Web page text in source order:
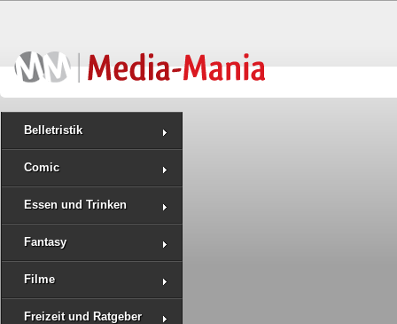
Belletristik
Comic
Essen und Trinken
Fantasy
Filme
Freizeit und Ratgeber